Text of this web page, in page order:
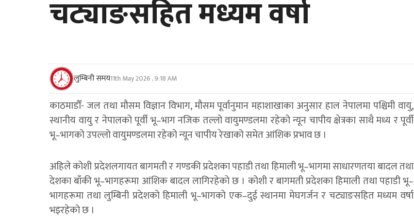
चट्याङसहित मध्यम वर्षा
लुम्बिनी समय11th May 2026 , 9:18 AM
काठमाडौँ- जल तथा मौसम विज्ञान विभाग, मौसम पूर्वानुमान महाशाखाका अनुसार हाल नेपालमा पश्चिमी वायु,
स्थानीय वायु र नेपालको पूर्वी भू–भाग नजिक तल्लो वायुमण्डलमा रहेको न्यून चापीय क्षेत्रका साथै मध्य र पूर्वी
भू–भागको उपल्लो वायुमण्डलमा रहेको न्यून चापीय रेखाको समेत आंशिक प्रभाव छ ।
अहिले कोशी प्रदेशलगायत बागमती र गण्डकी प्रदेशका पहाडी तथा हिमाली भू–भागमा साधारणतया बादल तथा
देशका बाँकी भू–भागहरूमा आंशिक बादल लागिरहेको छ । कोशी र बागमती प्रदेशका हिमाली तथा पहाडी भू–
भागहरूमा तथा लुम्बिनी प्रदेशको हिमाली भू–भागको एक–दुई स्थानमा मेघगर्जन र चट्याङसहित मध्यम वर्षा
भइरहेको छ ।